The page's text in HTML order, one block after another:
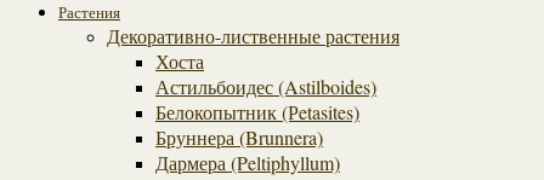
Растения
Декоративно-лиственные растения
Хоста
Астильбоидес (Astilboides)
Белокопытник (Рetasites)
Бруннера (Brunnera)
Дармера (Peltiphyllum)